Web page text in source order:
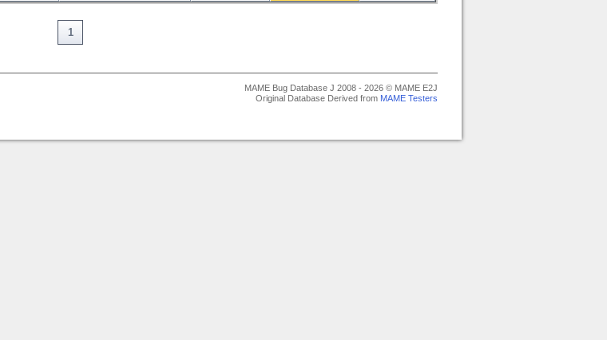
1
MAME Bug Database J 2008 - 2026 © MAME E2J
Original Database Derived from MAME Testers